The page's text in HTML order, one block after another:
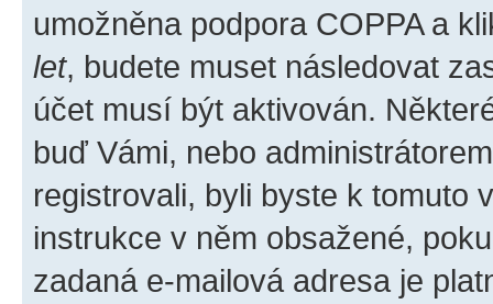
umožněna podpora COPPA a
let, budete muset následovat
účet musí být aktivován.
buď Vámi, nebo
registrovali, byli byste k tomuto
instrukce v něm obsažené,
zadaná e-mailová adresa je